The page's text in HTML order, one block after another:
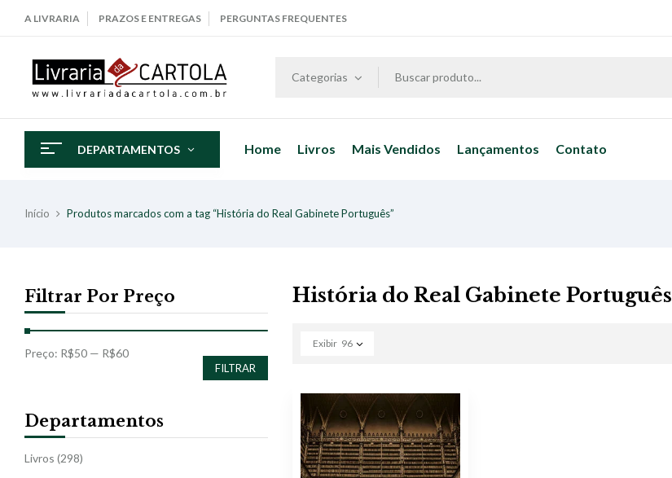
A LIVRARIA PRAZOS E ENTREGAS PERGUNTAS FREQUENTES
Categorias
DEPARTAMENTOS Home Livros Mais Vendidos Lançamentos Contato
Início Produtos marcados com a tag “História do Real Gabinete Português”
Filtrar Por Preço
FILTRAR
Preço: R$50 — R$60
Departamentos
Livros (298)
História do Real Gabinete Português
Exibir 96